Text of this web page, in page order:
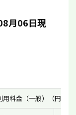
月06日現
用料金（一般）（円）